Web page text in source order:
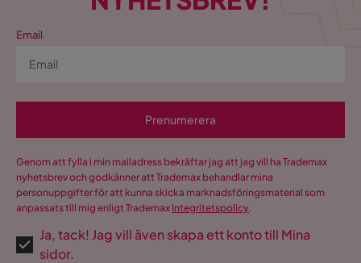
Materialval Ek
Natur
Färgnamn Oak
Serie Full Moon
Full Moon Matbord skiva 240x95 Ek
Email
Prenumerera
Genom att fylla i min mailadress bekräftar jag att jag vill ha Trademax
nyhetsbrev och godkänner att Trademax behandlar mina
personuppgifter för att kunna skicka marknadsföringsmaterial som
anpassats till mig enligt Trademax Integritetspolicy.
Ja, tack! Jag vill även skapa ett konto till Mina
sidor.